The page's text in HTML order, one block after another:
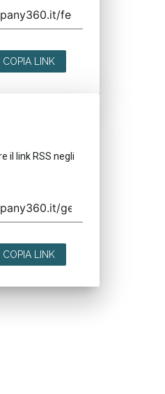
COPIA LINK
il link RSS negli
COPIA LINK